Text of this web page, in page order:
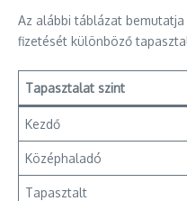
Az alábbi táblázat
fizetését különböző
Tapasztalat szint
Kezdő
Középhaladó
Tapasztalt